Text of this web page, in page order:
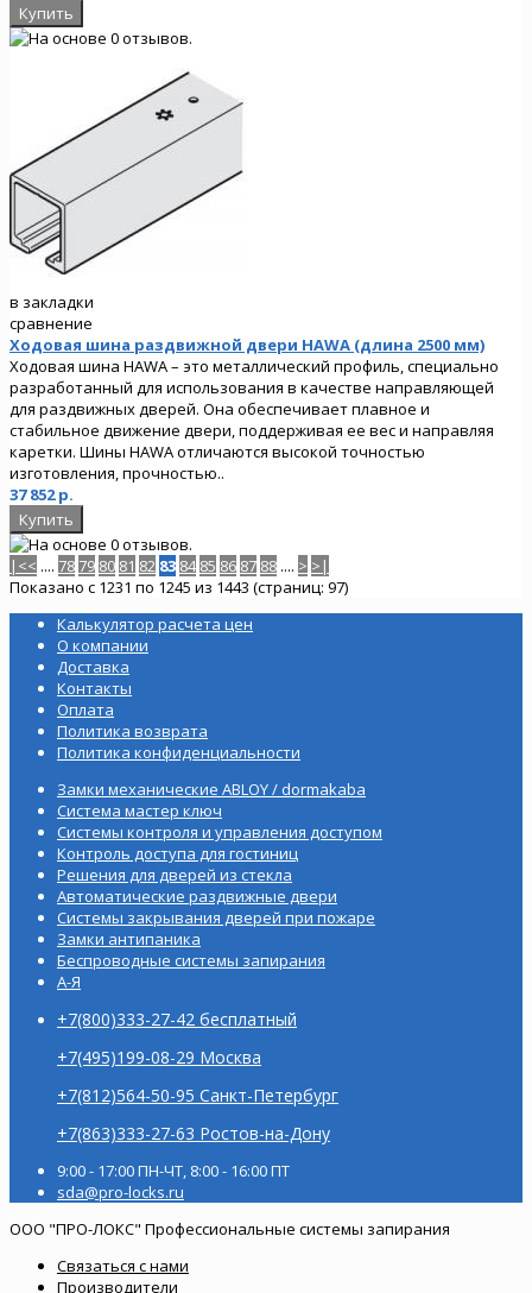
в закладки
сравнение
Ходовая шина раздвижной двери HAWA (длина 2500 мм)
Ходовая шина HAWA – это металлический профиль, специально
разработанный для использования в качестве направляющей
для раздвижных дверей. Она обеспечивает плавное и
стабильное движение двери, поддерживая ее вес и направляя
каретки. Шины HAWA отличаются высокой точностью
изготовления, прочностью..
37 852 р.
|<< .... 78 79 80 81 82 83 84 85 86 87 88 .... > >|
Показано с 1231 по 1245 из 1443 (страниц: 97)
Калькулятор расчета цен
О компании
Доставка
Контакты
Оплата
Политика возврата
Политика конфиденциальности
Замки механические ABLOY / dormakaba
Система мастер ключ
Системы контроля и управления доступом
Контроль доступа для гостиниц
Решения для дверей из стекла
Автоматические раздвижные двери
Системы закрывания дверей при пожаре
Замки антипаника
Беспроводные системы запирания
А-Я
+7(800)333-27-42 бесплатный
+7(495)199-08-29 Москва
+7(812)564-50-95 Санкт-Петербург
+7(863)333-27-63 Ростов-на-Дону
9:00 - 17:00 ПН-ЧТ, 8:00 - 16:00 ПТ
sda@pro-locks.ru
ООО "ПРО-ЛОКС" Профессиональные системы запирания
Связаться с нами
Производители